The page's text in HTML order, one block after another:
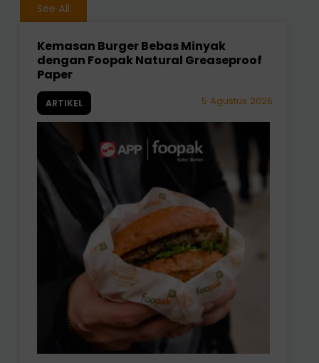
See All
Kemasan Burger Bebas Minyak
dengan Foopak Natural Greaseproof
Paper
ARTIKEL 5 Agustus 2026